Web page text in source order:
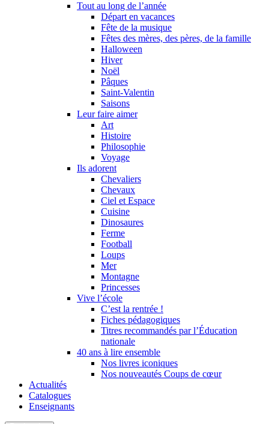
Tout au long de l’année
Départ en vacances
Fête de la musique
Fêtes des mères, des pères, de la famille
Halloween
Hiver
Noël
Pâques
Saint-Valentin
Saisons
Leur faire aimer
Art
Histoire
Philosophie
Voyage
Ils adorent
Chevaliers
Chevaux
Ciel et Espace
Cuisine
Dinosaures
Ferme
Football
Loups
Mer
Montagne
Princesses
Vive l’école
C’est la rentrée !
Fiches pédagogiques
Titres recommandés par l’Éducation
nationale
40 ans à lire ensemble
Nos livres iconiques
Nos nouveautés Coups de cœur
Actualités
Catalogues
Enseignants